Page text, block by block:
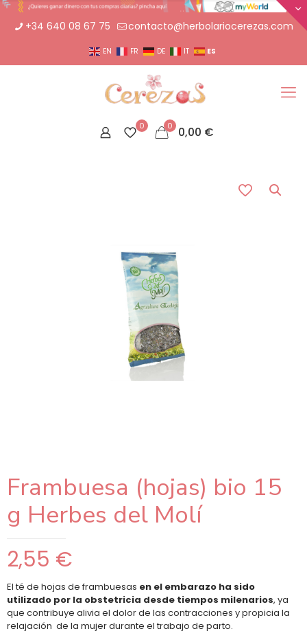
+34 640 08 67 75 contacto@herbolariocerezas.com
EN FR DE IT ES
0 0 0,00 €
Frambuesa (hojas) bio 15
g Herbes del Molí
2,55 €
El té de hojas de frambuesas en el embarazo ha sido
utilizado por la obstetricia desde tiempos milenarios, ya
que contribuye alivia el dolor de las contracciones y propicia la
relajación de la mujer durante el trabajo de parto.